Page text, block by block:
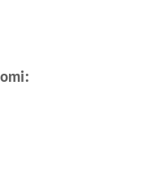
смарт-часов Xiaomi